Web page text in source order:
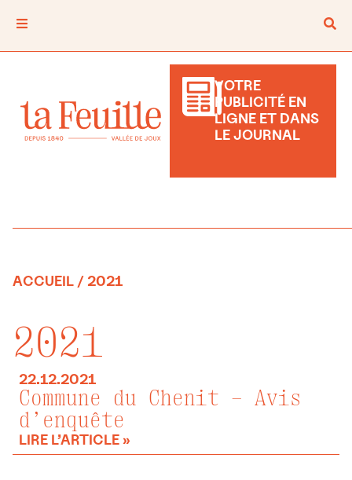
VOTRE
PUBLICITÉ EN
LIGNE ET DANS
LE JOURNAL
ACCUEIL / 2021
2021
22.12.2021
Commune du Chenit – Avis
d’enquête
LIRE L’ARTICLE »